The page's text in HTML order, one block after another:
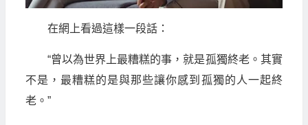
在網上看過這樣一段話：
“曾以為世界上最糟糕的事，就是孤獨終老。其實
不是，最糟糕的是與那些讓你感到孤獨的人一起終
老。”